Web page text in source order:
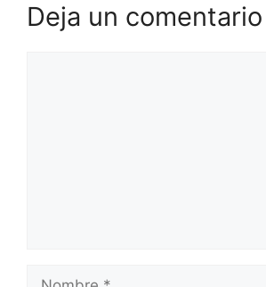
Deja un comentario
Nombre